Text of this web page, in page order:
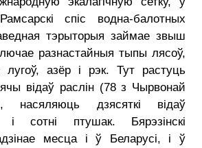
спіс водна-балотных
тэрыторыя займае звыш
разнастайныя тыпы лясоў,
лугоў, азёр і рэк. Тут растуць
відаў раслін (78 з Чырвонай
насяляюць дзясяткі відаў
і сотні птушак. Бярэзінскі
месца i ў Беларусі, і ў